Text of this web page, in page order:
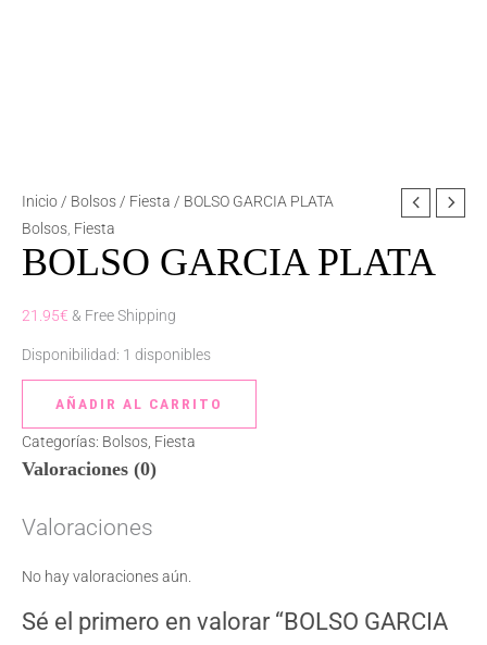
Inicio/ Bolsos/ Fiesta / BOLSO GARCIA PLATA
Bolsos, Fiesta
BOLSO GARCIA PLATA
21.95€ & Free Shipping
Disponibilidad: 1 disponibles
BOLSO
GARCIA
PLATA
AÑADIR AL CARRITO
Categorías: Bolsos, Fiesta
Valoraciones (0)
Valoraciones
No hay valoraciones aún.
Sé el primero en valorar “BOLSO GARCIA